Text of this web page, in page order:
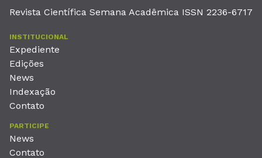
Revista Científica Semana Acadêmica ISSN 2236-6717
INSTITUCIONAL
Expediente
Edições
News
Indexação
Contato
PARTICIPE
News
Contato